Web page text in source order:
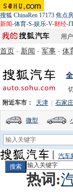
搜狐 ChinaRen 17173 焦点
新闻-体育-S-娱乐-V-财经-IT
用
首页 - 新闻 - 军事 - 体
附近车市： 天津 石家庄
微型
汽车
热词: